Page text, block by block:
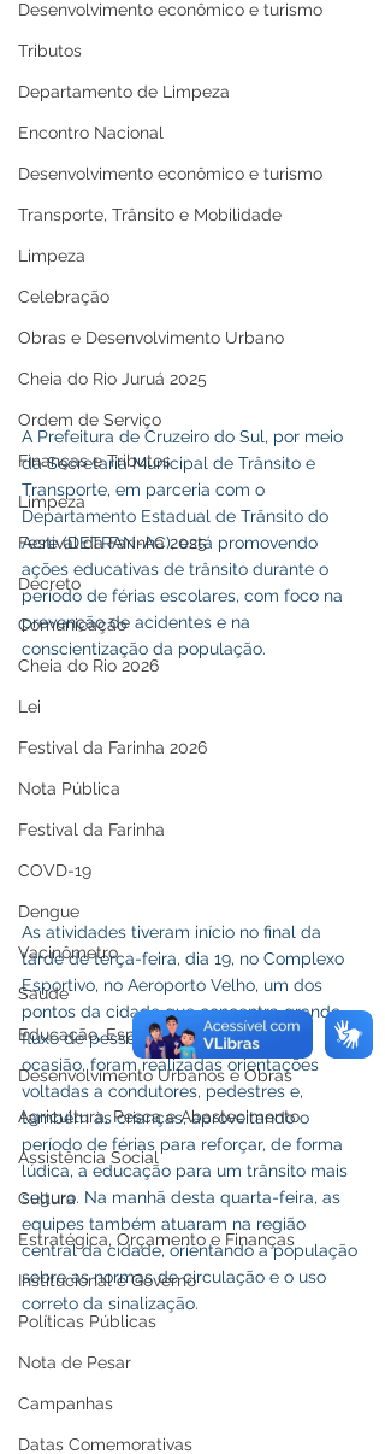
Desenvolvimento econômico e turismo
Tributos
Departamento de Limpeza
Encontro Nacional
Desenvolvimento econômico e turismo
Transporte, Trânsito e Mobilidade
Limpeza
Celebração
Obras e Desenvolvimento Urbano
Cheia do Rio Juruá 2025
Ordem de Serviço
Finanças e Tributos
Limpeza
Festival da Farinha 2025
Decreto
Comunicação
Cheia do Rio 2026
Lei
Festival da Farinha 2026
Nota Pública
Festival da Farinha
COVD-19
Dengue
Vacinômetro
Saúde
Educação, Esporte e Lazer
Desenvolvimento Urbanos e Obras
Agricultura, Pesca e Abastecimento
Assistência Social
Cultura
Estratégica, Orçamento e Finanças
Institucional e Governo
Políticas Públicas
Nota de Pesar
Campanhas
Datas Comemorativas
A Prefeitura de Cruzeiro do Sul, por meio
da Secretaria Municipal de Trânsito e
Transporte, em parceria com o
Departamento Estadual de Trânsito do
Acre (DETRAN-AC), está promovendo
ações educativas de trânsito durante o
período de férias escolares, com foco na
prevenção de acidentes e na
conscientização da população.
As atividades tiveram início no final da
tarde de terça-feira, dia 19, no Complexo
Esportivo, no Aeroporto Velho, um dos
pontos da cidade que concentra grande
fluxo de pessoas nesse horário. Na
ocasião, foram realizadas orientações
voltadas a condutores, pedestres e,
também às crianças, aproveitando o
período de férias para reforçar, de forma
lúdica, a educação para um trânsito mais
seguro. Na manhã desta quarta-feira, as
equipes também atuaram na região
central da cidade, orientando a população
sobre as normas de circulação e o uso
correto da sinalização.